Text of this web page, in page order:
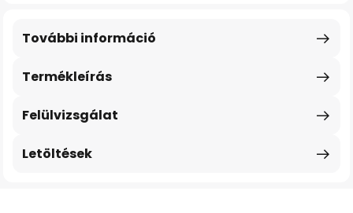
Termékleírás
További információ
Felülvizsgálat
Letöltések